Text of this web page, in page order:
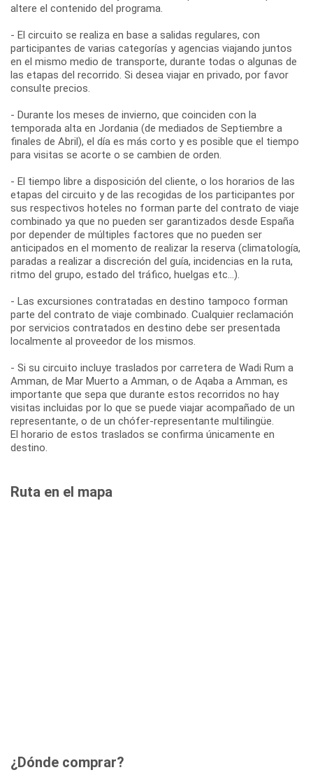
altere el contenido del programa.
- El circuito se realiza en base a salidas regulares, con
participantes de varias categorías y agencias viajando juntos
en el mismo medio de transporte, durante todas o algunas de
las etapas del recorrido. Si desea viajar en privado, por favor
consulte precios.
- Durante los meses de invierno, que coinciden con la
temporada alta en Jordania (de mediados de Septiembre a
finales de Abril), el día es más corto y es posible que el tiempo
para visitas se acorte o se cambien de orden.
- El tiempo libre a disposición del cliente, o los horarios de las
etapas del circuito y de las recogidas de los participantes por
sus respectivos hoteles no forman parte del contrato de viaje
combinado ya que no pueden ser garantizados desde España
por depender de múltiples factores que no pueden ser
anticipados en el momento de realizar la reserva (climatología,
paradas a realizar a discreción del guía, incidencias en la ruta,
ritmo del grupo, estado del tráfico, huelgas etc...).
- Las excursiones contratadas en destino tampoco forman
parte del contrato de viaje combinado. Cualquier reclamación
por servicios contratados en destino debe ser presentada
localmente al proveedor de los mismos.
- Si su circuito incluye traslados por carretera de Wadi Rum a
Amman, de Mar Muerto a Amman, o de Aqaba a Amman, es
importante que sepa que durante estos recorridos no hay
visitas incluidas por lo que se puede viajar acompañado de un
representante, o de un chófer-representante multilingüe.
El horario de estos traslados se confirma únicamente en
destino.
Ruta en el mapa
¿Dónde comprar?